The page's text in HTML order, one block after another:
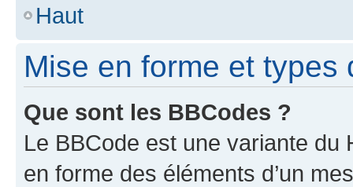
Haut
Mise en forme et types
Que sont les BBCodes ?
Le BBCode est une variante du
en forme des éléments d’un